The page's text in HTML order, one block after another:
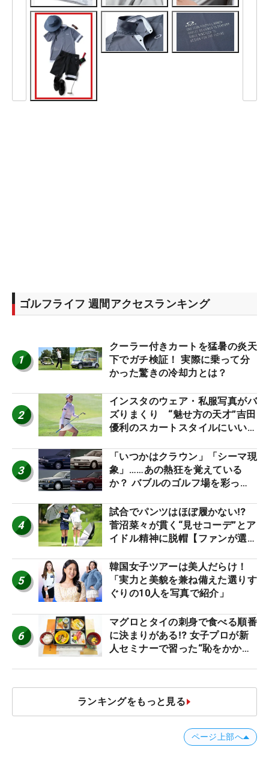
ゴルフライフ 週間アクセスランキング
1
クーラー付きカートを猛暑の炎天
下でガチ検証！ 実際に乗って分
かった驚きの冷却力とは？
2
インスタのウェア・私服写真がバ
ズりまくり “魅せ方の天才”吉田
優利のスカートスタイルにいい
3
「いつかはクラウン」「シーマ現
象」……あの熱狂を覚えている
か？ バブルのゴルフ場を彩った
4
試合でパンツはほぼ履かない⁉
菅沼菜々が貫く“見せコーデ”とア
イドル精神に脱帽【ファンが選ぶ
5
韓国女子ツアーは美人だらけ！
「実力と美貌を兼ね備えた選りす
ぐりの10人を写真で紹介」
6
マグロとタイの刺身で食べる順番
に決まりがある⁉ 女子プロが新
人セミナーで習った“恥をかかな
ランキングをもっと見る
ページ上部へ